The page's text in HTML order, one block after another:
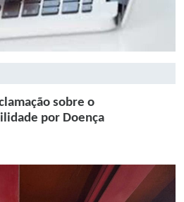
sobre o
por Doença